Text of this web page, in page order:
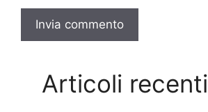
Articoli recenti